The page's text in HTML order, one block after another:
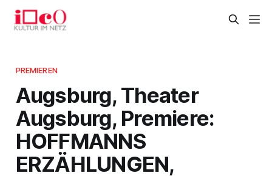
PREMIEREN
Augsburg, Theater
Augsburg, Premiere:
HOFFMANNS
ERZÄHLUNGEN,